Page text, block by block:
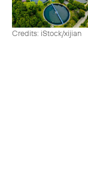
Credits: iStock/xijian